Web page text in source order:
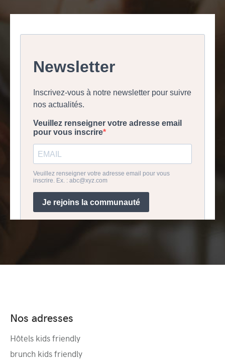
Nos adresses
Hôtels kids friendly
brunch kids friendly